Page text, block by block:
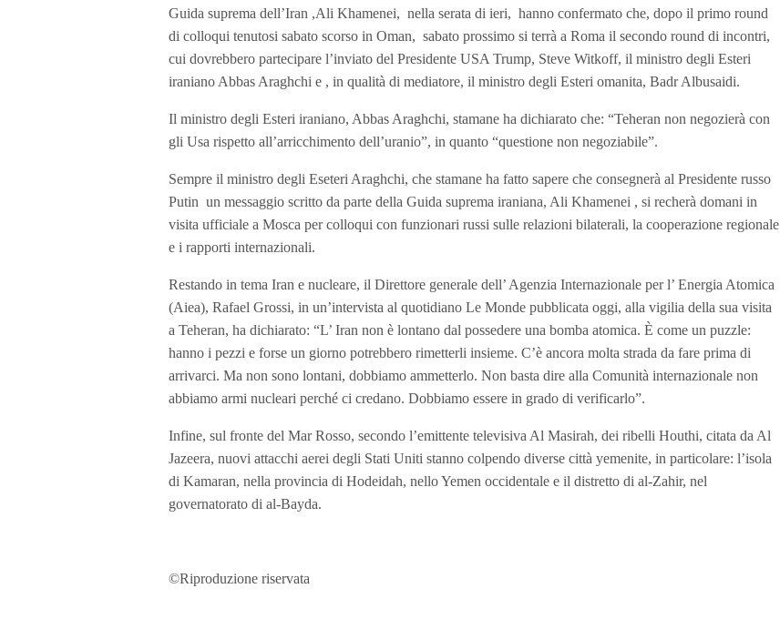
Guida suprema dell’Iran ,Ali Khamenei, nella serata di ieri, hanno confermato che, dopo il primo round
di colloqui tenutosi sabato scorso in Oman, sabato prossimo si terrà a Roma il secondo round di incontri,
cui dovrebbero partecipare l’inviato del Presidente USA Trump, Steve Witkoff, il ministro degli Esteri
iraniano Abbas Araghchi e , in qualità di mediatore, il ministro degli Esteri omanita, Badr Albusaidi.
Il ministro degli Esteri iraniano, Abbas Araghchi, stamane ha dichiarato che: “Teheran non negozierà con
gli Usa rispetto all’arricchimento dell’uranio”, in quanto “questione non negoziabile”.
Sempre il ministro degli Eseteri Araghchi, che stamane ha fatto sapere che consegnerà al Presidente russo
Putin un messaggio scritto da parte della Guida suprema iraniana, Ali Khamenei , si recherà domani in
visita ufficiale a Mosca per colloqui con funzionari russi sulle relazioni bilaterali, la cooperazione regionale
e i rapporti internazionali.
Restando in tema Iran e nucleare, il Direttore generale dell’ Agenzia Internazionale per l’ Energia Atomica
(Aiea), Rafael Grossi, in un’intervista al quotidiano Le Monde pubblicata oggi, alla vigilia della sua visita
a Teheran, ha dichiarato: “L’ Iran non è lontano dal possedere una bomba atomica. È come un puzzle:
hanno i pezzi e forse un giorno potrebbero rimetterli insieme. C’è ancora molta strada da fare prima di
arrivarci. Ma non sono lontani, dobbiamo ammetterlo. Non basta dire alla Comunità internazionale non
abbiamo armi nucleari perché ci credano. Dobbiamo essere in grado di verificarlo”.
Infine, sul fronte del Mar Rosso, secondo l’emittente televisiva Al Masirah, dei ribelli Houthi, citata da Al
Jazeera, nuovi attacchi aerei degli Stati Uniti stanno colpendo diverse città yemenite, in particolare: l’isola
di Kamaran, nella provincia di Hodeidah, nello Yemen occidentale e il distretto di al-Zahir, nel
governatorato di al-Bayda.
©Riproduzione riservata